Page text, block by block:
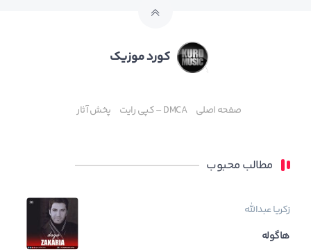
کورد موزیک
صفحه اصلی DMCA – کپی رایت پخش آثار
مطالب محبوب
زکریا عبدالله
هاگوله